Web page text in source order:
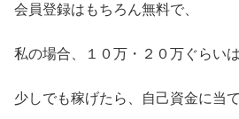
会員登録はもちろん無料で、
私の場合、１０万・２０万ぐらい
少しでも稼げたら、自己資金に当